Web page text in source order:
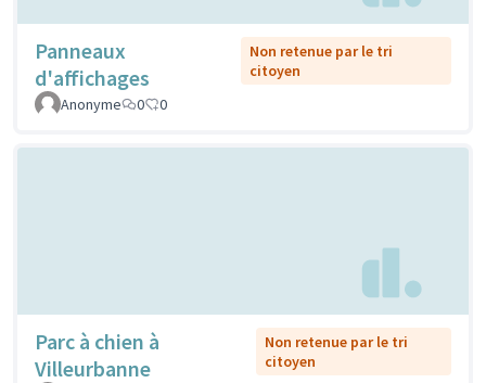
Panneaux
d'affichages
Non retenue par le tri
citoyen
Anonyme
0 0
Parc à chien à
Villeurbanne
Non retenue par le tri
citoyen